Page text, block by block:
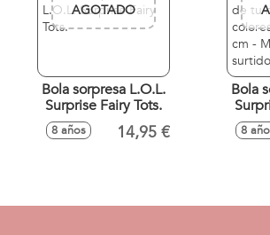
AGOTADO
Bola sorpresa L.O.L.
Surprise Fairy Tots.
8 años 14,95 €
Bola
tu
8